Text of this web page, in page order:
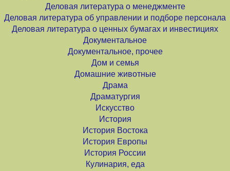
Деловая литература о менеджменте
Деловая литература об управлении и подборе персонала
Деловая литература о ценных бумагах и инвестициях
Документальное
Документальное, прочее
Дом и семья
Домашние животные
Драма
Драматургия
Искусство
История
История Востока
История Европы
История России
Кулинария, еда